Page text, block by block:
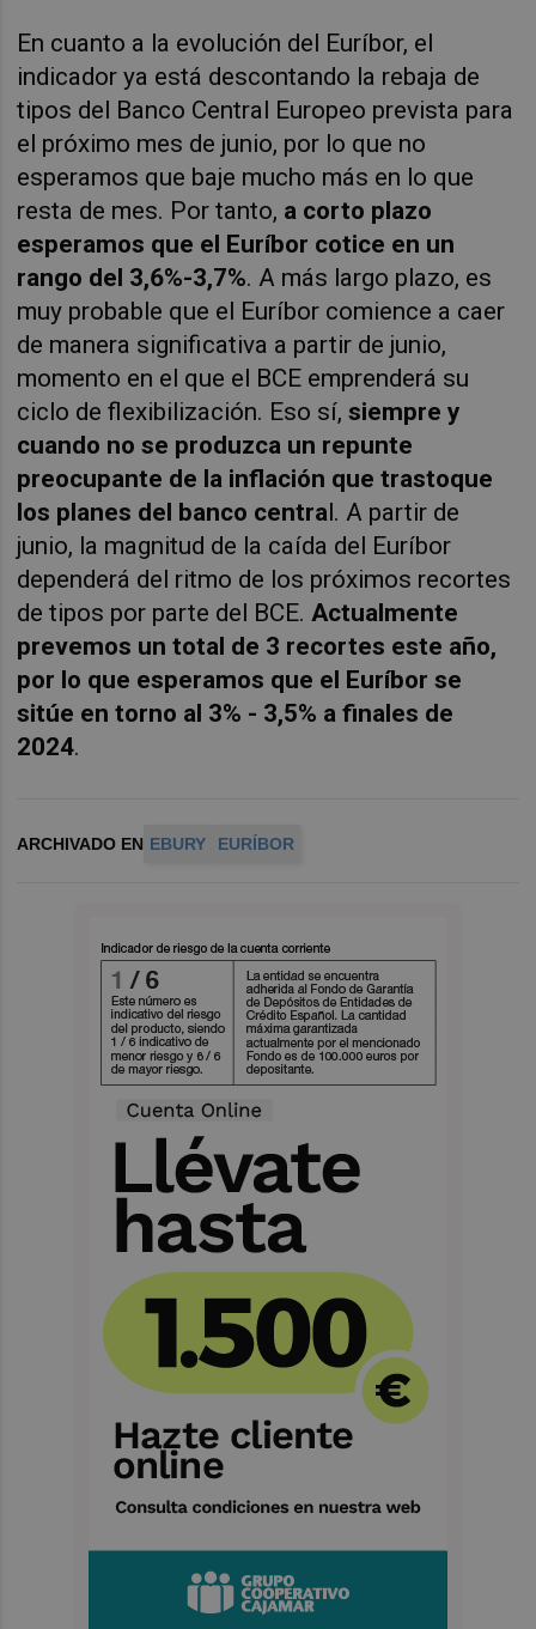
En cuanto a la evolución del Euríbor, el
indicador ya está descontando la rebaja de
tipos del Banco Central Europeo prevista para
el próximo mes de junio, por lo que no
esperamos que baje mucho más en lo que
resta de mes. Por tanto, a corto plazo
esperamos que el Euríbor cotice en un
rango del 3,6%-3,7%. A más largo plazo, es
muy probable que el Euríbor comience a caer
de manera significativa a partir de junio,
momento en el que el BCE emprenderá su
ciclo de flexibilización. Eso sí,siempre y
cuando no se produzca un repunte
preocupante de la inflación que trastoque
los planes del banco central. A partir de
junio, la magnitud de la caída del Euríbor
dependerá del ritmo de los próximos recortes
de tipos por parte del BCE.Actualmente
prevemos un total de 3 recortes este año,
por lo que esperamos que el Euríbor se
sitúe en torno al 3% - 3,5% a finales de
2024.
ARCHIVADO EN EBURY EURÍBOR